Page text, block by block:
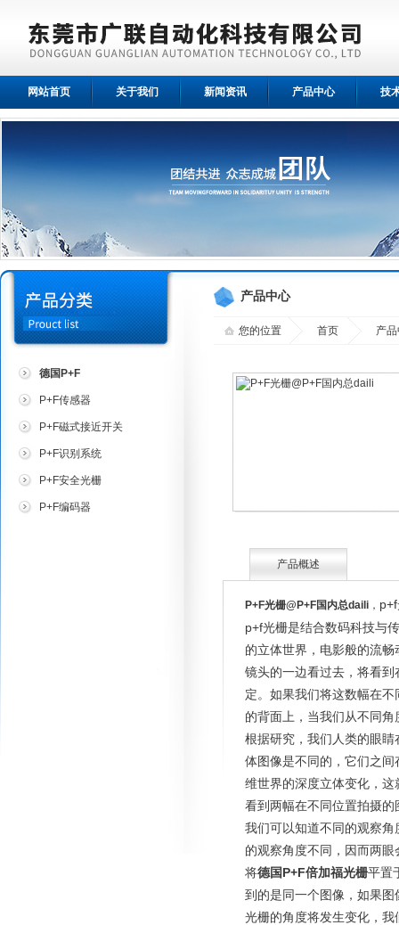
网站首页 关于我们 新闻资讯 产品中心 技
德国P+F
P+F传感器
P+F磁式接近开关
P+F识别系统
P+F安全光栅
P+F编码器
产品中心
您的位置 首页 产
产品概述
P+F光栅@P+F国内总daili ，
p+f光栅是结合数码科技与
的立体世界，电影般的流
镜头的一边看过去，将看
定。如果我们将这数幅在
的背面上，当我们从不同
根据研究，我们人类的眼
体图像是不同的，它们之
维世界的深度立体变化，
看到两幅在不同位置拍摄
我们可以知道不同的观察
的观察角度不同，因而两
将德国P+F倍加福光栅平置
到的是同一个图像，如果
光栅的角度将发生变化，